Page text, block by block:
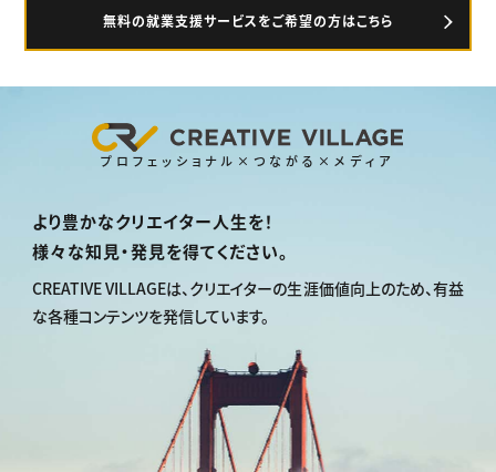
無料の就業支援サービスをご希望の方はこちら
プロフェッショナル×つながる×メディア
より豊かなクリエイター人生を！
様々な知見・発見を得てください。
CREATIVE VILLAGEは、 クリエイターの生涯価値向上のため、有益
な各種コンテンツを発信しています。